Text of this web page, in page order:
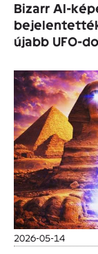
Bizarr AI-
újabb UFO-
2026-05-14